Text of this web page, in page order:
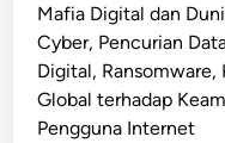
Mafia Digital dan
Cyber, Pencurian
Digital, Ransomware,
Global terhadap
Pengguna Internet